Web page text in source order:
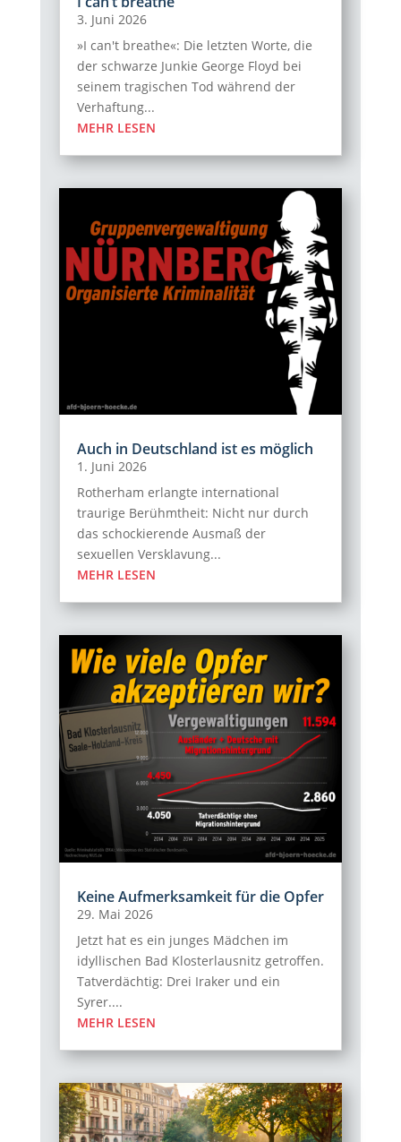
3. Juni 2026
»I can't breathe«: Die letzten Worte, die
der schwarze Junkie George Floyd bei
seinem tragischen Tod während der
Verhaftung...
MEHR LESEN
Auch in Deutschland ist es möglich
1. Juni 2026
Rotherham erlangte international
traurige Berühmtheit: Nicht nur durch
das schockierende Ausmaß der
sexuellen Versklavung...
MEHR LESEN
Keine Aufmerksamkeit für die Opfer
29. Mai 2026
Jetzt hat es ein junges Mädchen im
idyllischen Bad Klosterlausnitz getroffen.
Tatverdächtig: Drei Iraker und ein
Syrer....
MEHR LESEN